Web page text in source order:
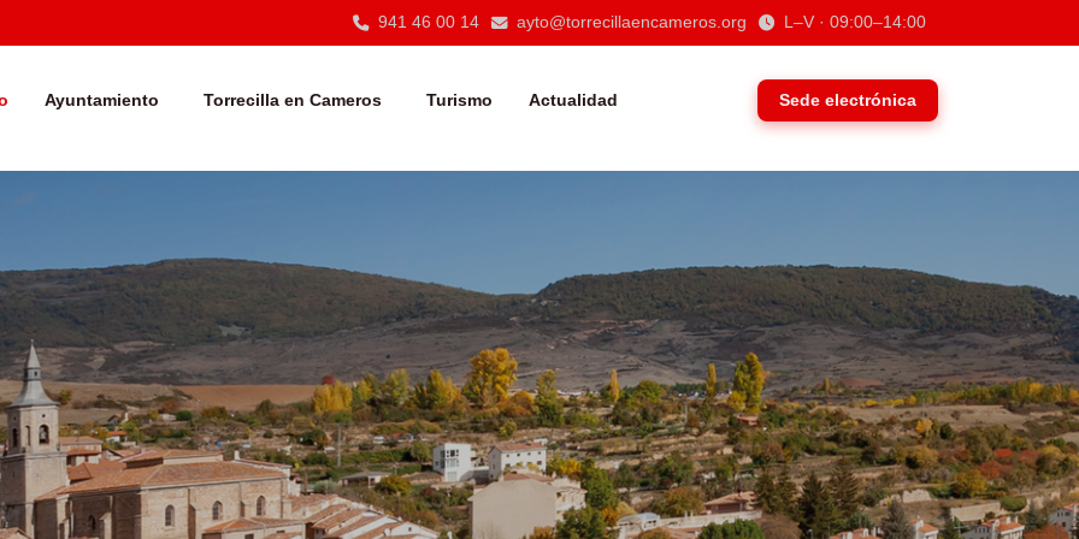
941 46 00 14 ayto@torrecillaencameros.org L–V · 09:00–14:00
Ayuntamiento Torrecilla en Cameros Turismo Actualidad Sede electrónica